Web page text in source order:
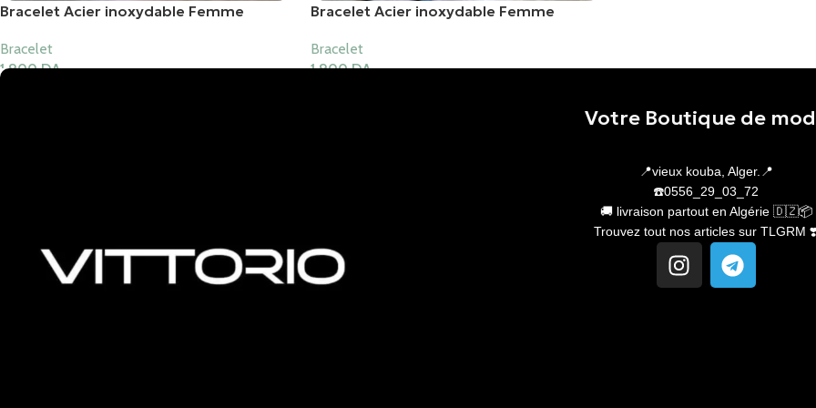
Bracelet Acier inoxydable Femme
Bracelet
1,900DA
Bracelet Acier inoxydable Femme
Bracelet
1,900DA
Votre Boutique de
📍vieux kouba, Alger.📍
☎️0556_29_03_72
🚚 livraison partout en Algérie 🇩🇿📦
Trouvez tout nos articles sur TLGRM